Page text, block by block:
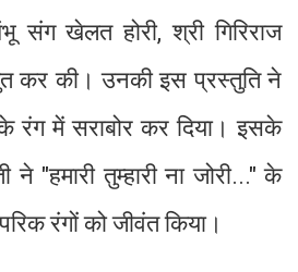
खेलत होरी, श्री गिरिराज
कर की। उनकी इस प्रस्तुति ने
रंग में सराबोर कर दिया। इसके
ने "हमारी तुम्हारी ना जोरी..." के
रंगों को जीवंत किया।